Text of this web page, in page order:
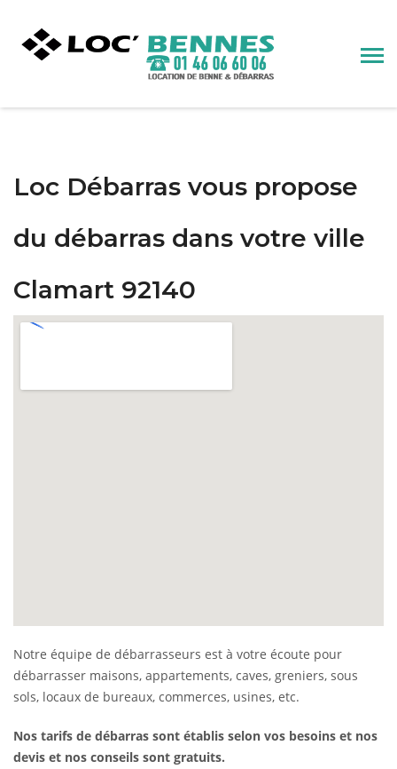
Loc Débarras vous propose
du débarras dans votre ville
Clamart 92140
Notre équipe de débarrasseurs est à votre écoute pour
débarrasser maisons, appartements, caves, greniers, sous
sols, locaux de bureaux, commerces, usines, etc.
Nos tarifs de débarras sont établis selon vos besoins et nos
devis et nos conseils sont gratuits.